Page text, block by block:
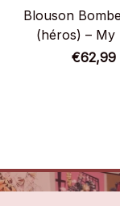
Blouson
(héros) – My
Academia
€62,99